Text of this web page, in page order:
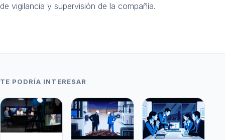
de vigilancia y supervisión de la compañía.
TE PODRÍA INTERESAR